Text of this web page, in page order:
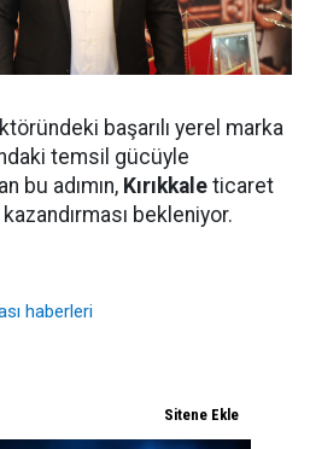
başarılı yerel marka
temsil gücüyle
bu adımın, Kırıkkale ticaret
bekleniyor.
haberleri